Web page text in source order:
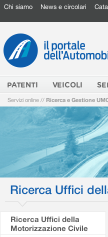
Chi siamo News e circolari
PATENTI VEICOLI
Servizi online // Ricerca e Gestione
Ricerca Uffici
Ricerca Uffici della
Motorizzazione Civile